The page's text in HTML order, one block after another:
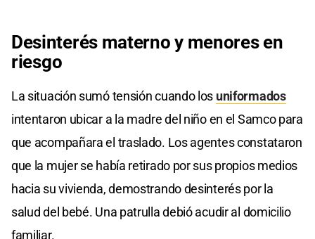
Desinterés materno y menores en
riesgo
La situación sumó tensión cuando los uniformados
intentaron ubicar a la madre del niño en el Samco para
que acompañara el traslado. Los agentes constataron
que la mujer se había retirado por sus propios medios
hacia su vivienda, demostrando desinterés por la
salud del bebé. Una patrulla debió acudir al domicilio
familiar.